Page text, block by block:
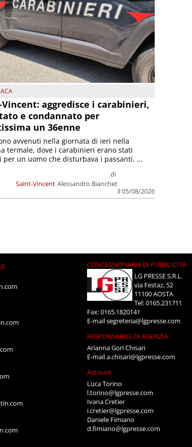
aggredisce i carabinieri,
e condannato per
un 36enne
Saint-Vincent
di
Alessandro Bianchet
il 05/08/2026
avvenuti nella giornata di ieri nella
termale, dove i carabinieri erano stati
per un uomo che disturbava i passanti. ...
CONCESSIONARIA DI PUBBLICITÀ
LG PRESSE S.R.L.
via Festaz, 52
11100 AOSTA
Tel: 0165.231711
Fax: 0165.1820141
E-mailsegreteria@lgpresse.com
RESPONSABILE DI AGENZIA
Arianna Gori Chisari
E-maila.chisari@lgpresse.com
Account
Luca Torino
l.torino@lgpresse.com
Ivana Cretier
i.cretier@lgpresse.com
Daniele Fimiano
d.fimiano@lgpresse.com